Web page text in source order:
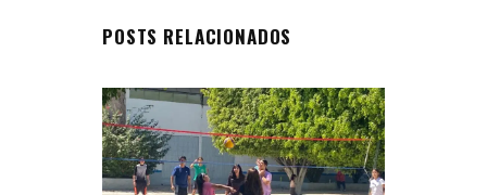
POSTS RELACIONADOS